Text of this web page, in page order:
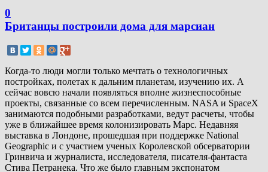
0
Британцы построили дома для марсиан
Когда-то люди могли только мечтать о технологичных
постройках, полетах к дальним планетам, изучению их. А
сейчас вовсю начали появляться вполне жизнеспособные
проекты, связанные со всем перечисленным. NASA и SpaceX
занимаются подобными разработками, ведут расчеты, чтобы
уже в ближайшее время колонизировать Марс. Недавняя
выставка в Лондоне, прошедшая при поддержке National
Geographic и с участием ученых Королевской обсерватории
Гринвича и журналиста, исследователя, писателя-фантаста
Стива Петранека. Что же было главным экспонатом